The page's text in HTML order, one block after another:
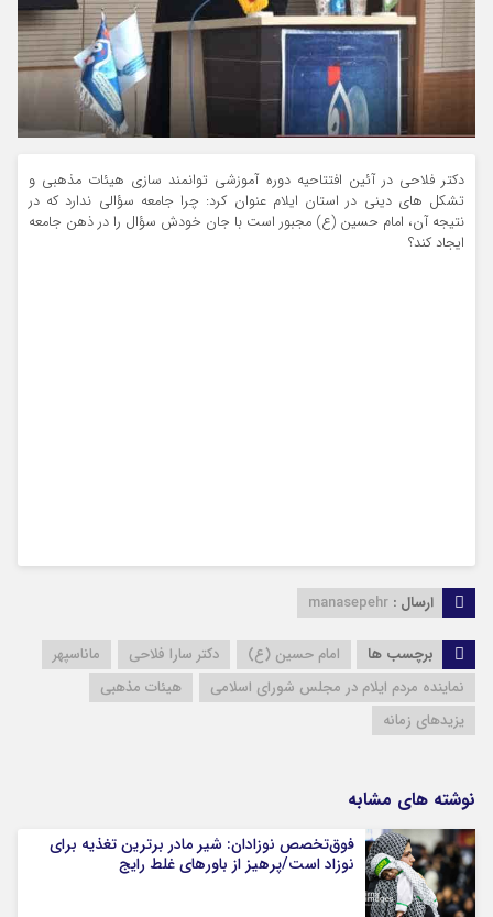
دکتر فلاحی در آئین افتتاحیه دوره آموزشی توانمند سازی هیئات مذهبی و
تشکل های دینی در استان ایلام عنوان کرد: چرا جامعه سؤالی ندارد که در
نتیجه آن، امام حسین (ع) مجبور است با جان خودش سؤال را در ذهن جامعه
ایجاد کند؟
ارسال : manasepehr
برچسب ها امام حسین (ع) دکتر سارا فلاحی
ماناسپهر
نماینده مردم ایلام در مجلس شورای اسلامی
هیئات مذهبی
یزیدهای زمانه
نوشته های مشابه
فوق‌تخصص نوزادان: شیر مادر برترین تغذیه برای
نوزاد است/پرهیز از باورهای غلط رایج